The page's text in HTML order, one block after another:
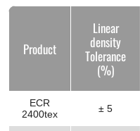
Product
Linear
density
Tolerance
(%)
ECR
2400tex
± 5